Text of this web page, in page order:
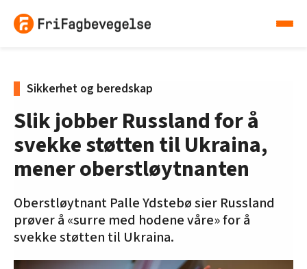
Sikkerhet og beredskap
Slik jobber Russland for å
svekke støtten til Ukraina,
mener oberstløytnanten
Oberstløytnant Palle Ydstebø sier Russland
prøver å «surre med hodene våre» for å
svekke støtten til Ukraina.